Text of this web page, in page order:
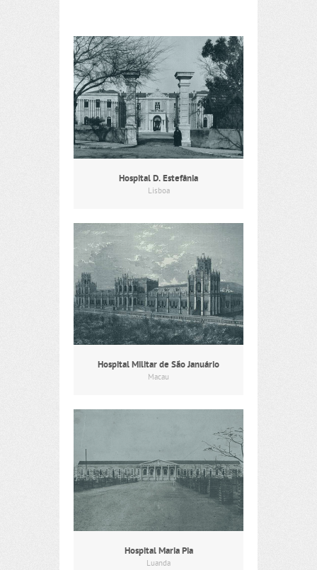
Hospital D. Estefânia
Lisboa
Hospital Militar de São Januário
Macau
Hospital Maria Pia
Luanda